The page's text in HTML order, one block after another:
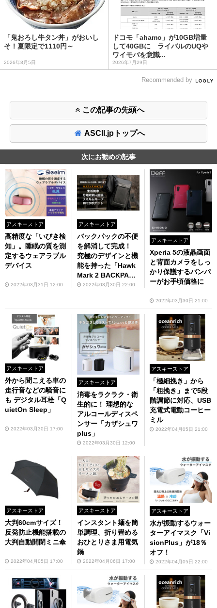
「鬼おろし牛タン丼」がおいし
そ！夏限定で1110円～
2026年8月5日
ドコモ「ahamo」が10GB増量
して40GBに ライバルのUQや
ワイモバを意識...
2026年7月29日
Recommended by
この記事の先頭へ
ASCII.jpトップへ
次にお勧めの記事
アスキーストア
高精度な「いびき検
知」。睡眠の質を測
定するウェアラブル
デバイス
2022年03月31日 12:00
アスキーストア
バックパックの不便
を解消して完成！
究極のデザインと機
能を持った「Hawk
Mark 2 BACKPAC
K」2022年03月30日 22:00
アスキーストア
Xperia 5の液晶画面
と背面カメラをしっ
かり保護するバンパ
ーがお手頃価格に
2022年03月30日 21:00
アスキーストア
外から聞こえる車の
走行音などの騒音に
も デジタル耳栓「Q
uietOn Sleep」
2022年03月30日 17:00
アスキーストア
消毒をラクラク・衛
生的に！ 理想的な
アルコールディスペ
ンサー「カザシュワ
plus」
2022年03月30日 12:00
アスキーストア
「極細挽き」から
「粗挽き」まで5段
階調節に対応、USB
充電式電動コーヒー
ミル
2022年04月05日 21:00
アスキーストア
大判60cmサイズ！
反発防止機能搭載の
大判自動開閉ミニ傘
2022年04月05日 17:00
アスキーストア
インスタント麺を簡
単調理、折り畳める
おひとりさま用電気
鍋
2022年04月06日 17:00
アスキーストア
水が振動するウォー
ターアイマスク「Vi
sionPlus」が18％
オフ！
2022年04月05日 22:00